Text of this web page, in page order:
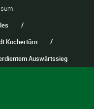
/
Kochertürn
/
Auswärtssieg